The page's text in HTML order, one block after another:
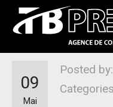
Posted
09
Mai